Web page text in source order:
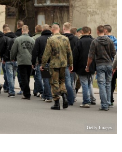
Getty Images